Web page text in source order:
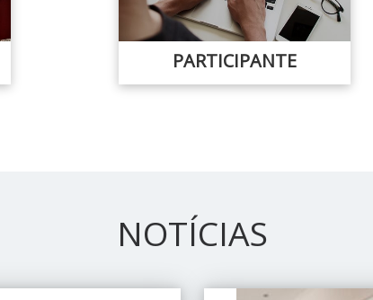
PARTICIPANTE
NOTÍCIAS